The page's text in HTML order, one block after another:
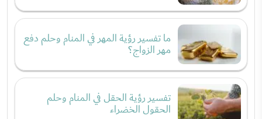
ما تفسير رؤية المهر في المنام وحلم دفع
مهر الزواج؟
تفسير رؤية الحقل في المنام وحلم
الحقول الخضراء